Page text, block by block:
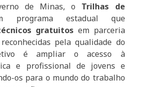
de Minas, o Trilhas de
estadual que
gratuitosem parceria
pela qualidade do
é ampliar o acesso à
e profissional de jovens e
os para o mundo do trabalho